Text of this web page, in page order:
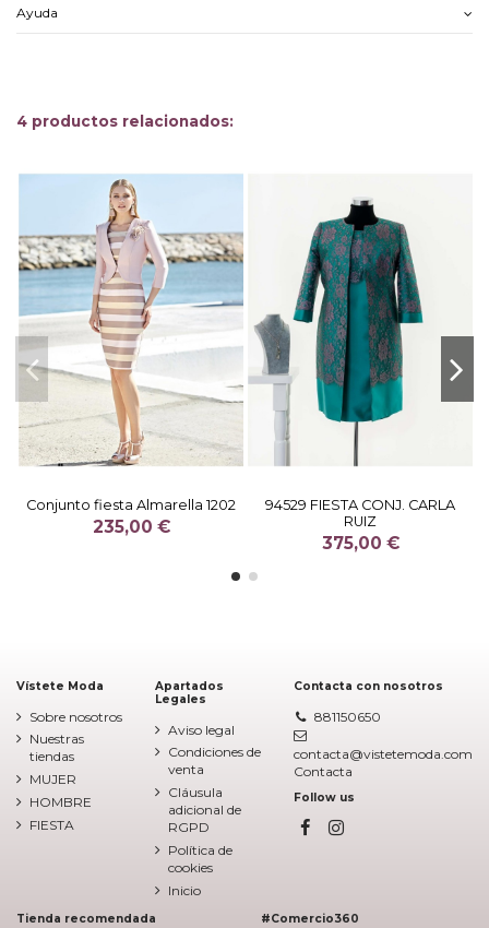
Ayuda
4 productos relacionados:
Conjunto fiesta Almarella 1202
235,00 €
94529 FIESTA CONJ. CARLA
RUIZ
375,00 €
Vístete Moda
Sobre nosotros
Nuestras
tiendas
MUJER
HOMBRE
FIESTA
Apartados
Legales
Aviso legal
Condiciones de
venta
Cláusula
adicional de
RGPD
Política de
cookies
Inicio
Contacta con nosotros
881150650
contacta@vistetemoda.com
Contacta
Follow us
Tienda recomendada #Comercio360